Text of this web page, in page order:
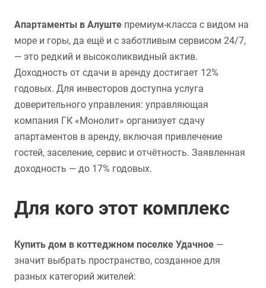
Апартаменты в Алуште премиум-класса с видом на
море и горы, да ещё и с заботливым сервисом 24/7,
— это редкий и высоколиквидный актив.
Доходность от сдачи в аренду достигает 12%
годовых. Для инвесторов доступна услуга
доверительного управления: управляющая
компания ГК «Монолит» организует сдачу
апартаментов в аренду, включая привлечение
гостей, заселение, сервис и отчётность. Заявленная
доходность — до 17% годовых.
Для кого этот комплекс
Купить дом в коттеджном поселке Удачное —
значит выбрать пространство, созданное для
разных категорий жителей: